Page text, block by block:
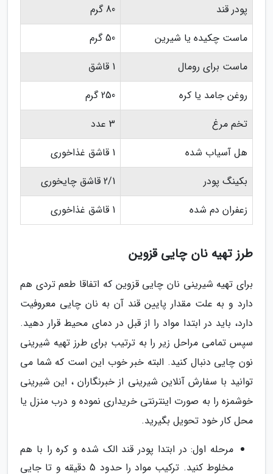
پودر قند
80 گرم
ماست چکیده یا شیرین
50 گرم
ماست برای رومال
1 قاشق
روغن جامد یا کره
250 گرم
تخم مرغ
3 عدد
هل آسیاب شده
1 قاشق غذاخوری
بکینگ پودر
2/1 قاشق چایخوری
زعفران دم شده
1 قاشق غذاخوری
طرز تهیه نان چایی قزوین
برای تهیه شیرینی نان چایی قزوین که اتفاقا طعم تردی هم
دارد و به علت مقدار پایین قند آن به نان چایی معروفیت
دارد، باید در ابتدا مواد را از قبل در دمای محیط قرار دهید.
سپس تمامی مراحل زیر را به ترتیب برای طرز تهیه شیرینی
نون چایی دنبال کنید. البته خبر خوب این است که شما می
توانید با سفارش آنلاین شیرینی از خبرنگاران ، این شیرینی
خوشمزه را به صورت اینترنتی خریداری نموده و درب منزل یا
محل کار خود تحویل بگیرید.
مرحله اول: در ابتدا پودر قند الک شده و کره را با هم
مخلوط کنید. ترکیب مواد را حدود 5 دقیقه و تا جایی